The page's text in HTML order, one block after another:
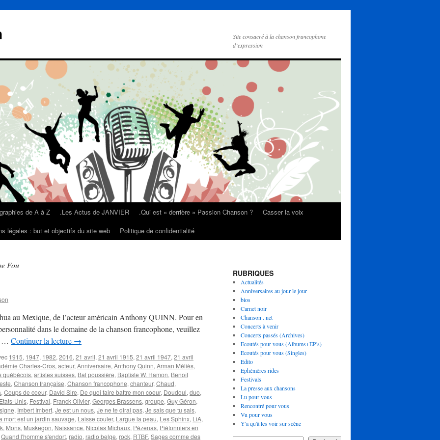
Site consacré à la chanson francophone
d’expression
de A à Z .Les Actus de JANVIER .Qui est « derrière » Passion Chanson ?
Casser la voix
légales : but et objectifs du site web Politique de confidentialité
Fou
au Mexique, de l’acteur américain Anthony QUINN. Pour en
dans le domaine de la chanson francophone, veuillez
… Continuer la lecture →
1915, 1947, 1982, 2016, 21 avril, 21 avril 1915, 21 avril 1947, 21 avril
Charles-Cros, acteur, Anniversaire, Anthony Quinn, Arman Méliès,
québécois, artistes suisses, Bal poussière, Baptiste W. Hamon, Benoît
, Chanson française, Chanson francophone, chanteur, Chaud,
, Coups de coeur, David Sire, De quoi faire battre mon coeur, Doudoul, duo,
Etats-Unis, Festival, Franck Olivier, Georges Brassens, groupe, Guy Géron,
, Imbert Imbert, Je est un nous, Je ne te dirai pas, Je sais que tu sais,
mort est un jardin sauvage, Laisse couler, Largue la peau, Les Sphinx, LiA,
, Mons, Muskegon, Naissance, Nicolas Michaux, Pézenas, Piétonniers en
Quand l'homme s'endort, radio, radio belge, rock, RTBF, Sages comme des
RUBRIQUES
Actualités
Anniversaires au jour le jour
bios
Carnet noir
Chanson . net
Concerts à venir
Concerts passés (Archives)
Ecoutés pour vous (Albums+EP's)
Ecoutés pour vous (Singles)
Edito
Ephémères rides
Festivals
La presse aux chansons
Lu pour vous
Rencontré pour vous
Vu pour vous
Y'a qu'à les voir sur scène